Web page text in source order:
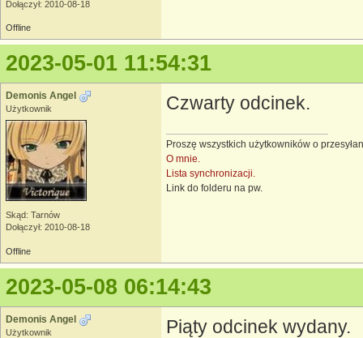
Dołączył: 2010-08-18
Offline
2023-05-01 11:54:31
Demonis Angel
Użytkownik
Skąd: Tarnów
Dołączył: 2010-08-18
Czwarty odcinek.
Proszę wszystkich użytkowników o
O mnie.
Lista synchronizacji.
Link do folderu na pw.
Offline
2023-05-08 06:14:43
Demonis Angel
Użytkownik Piąty odcinek wydany.